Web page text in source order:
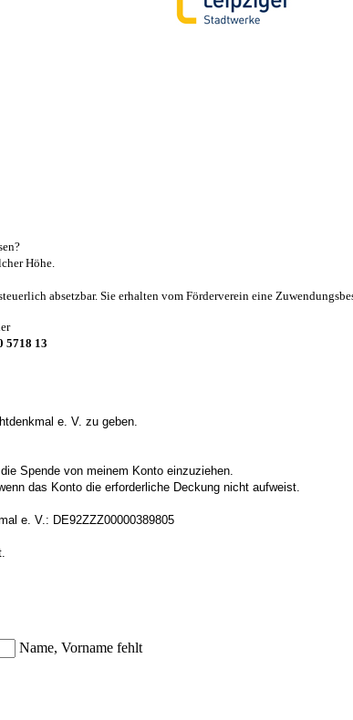
Höhe.
absetzbar. Sie erhalten vom Förderverein eine
5718 13
e. V. zu geben.
Spende von meinem Konto einzuziehen.
das Konto die erforderliche Deckung nicht aufweist.
e. V.: DE92ZZZ00000389805
Name, Vorname fehlt